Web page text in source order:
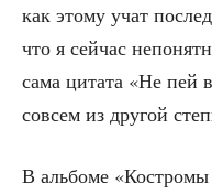
как это­му учат
что я сей­час
сама цита­та «Не пей
совсем из дру­гой
В аль­бо­ме